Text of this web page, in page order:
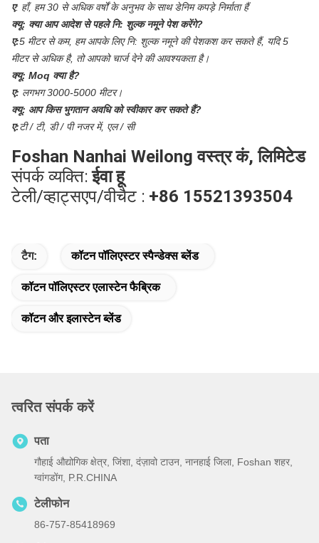
ए: हाँ, हम 30 से अधिक वर्षों के अनुभव के साथ डेनिम कपड़े निर्माता हैं
क्यू: क्या आप आदेश से पहले नि: शुल्क नमूने पेश करेंगे?
ए:5 मीटर से कम, हम आपके लिए नि: शुल्क नमूने की पेशकश कर सकते हैं, यदि 5
मीटर से अधिक है, तो आपको चार्ज देने की आवश्यकता है।
क्यू: Moq क्या है?
ए: लगभग 3000-5000 मीटर।
क्यू: आप किस भुगतान अवधि को स्वीकार कर सकते हैं?
ए:टी / टी, डी / पी नजर में, एल / सी
Foshan Nanhai Weilong वस्त्र कं, लिमिटेड
संपर्क व्यक्ति: ईवा हू
टेली/व्हाट्सएप/वीचैट : +86 15521393504
टैग: कॉटन पॉलिएस्टर स्पैन्डेक्स ब्लेंड
कॉटन पॉलिएस्टर एलास्टेन फैब्रिक
कॉटन और इलास्टेन ब्लेंड
त्वरित संपर्क करें
पता
गौहाई औद्योगिक क्षेत्र, जिंशा, दंज़ावो टाउन, नानहाई जिला, Foshan शहर,
ग्वांगडोंग, P.R.CHINA
टेलीफोन
86-757-85418969